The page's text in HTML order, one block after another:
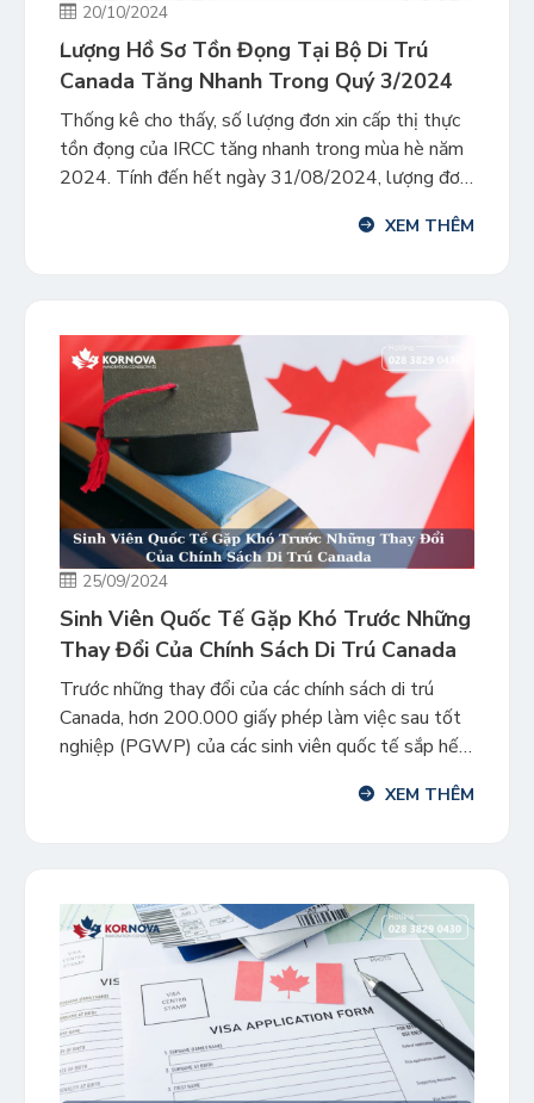
20/10/2024
Lượng Hồ Sơ Tồn Đọng Tại Bộ Di Trú
Canada Tăng Nhanh Trong Quý 3/2024
Thống kê cho thấy, số lượng đơn xin cấp thị thực
tồn đọng của IRCC tăng nhanh trong mùa hè năm
2024. Tính đến hết ngày 31/08/2024, lượng đơn
1.078.300 đơn, tăng 7,6% chỉ trong giai đoạn từ
XEM THÊM
25/09/2024
Sinh Viên Quốc Tế Gặp Khó Trước Những
Thay Đổi Của Chính Sách Di Trú Canada
Trước những thay đổi của các chính sách di trú
Canada, hơn 200.000 giấy phép làm việc sau tốt
nghiệp (PGWP) của các sinh viên quốc tế sắp hết
khăn hơn khi tìm cách trở thành Thường trú nhân.
XEM THÊM